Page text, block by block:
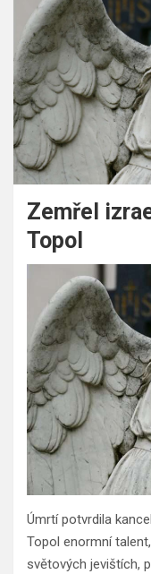
Zemřel
Topol
Úmrtí potvrdila
Topol enormní
světových jevištích,